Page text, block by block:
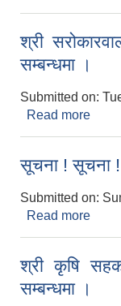
श्री
सम्बन्धमा ।
Submitted on:
Read more
सूचना ! सूचना
Submitted on:
Read more
श्री कृषि
सम्बन्धमा ।